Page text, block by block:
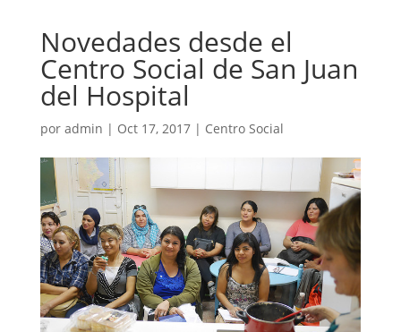
Novedades desde el
Centro Social de San Juan
del Hospital
por admin | Oct 17, 2017| Centro Social